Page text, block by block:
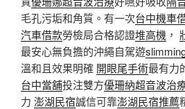
毛孔污垢和角質。有一次台中機車
汽車借款勞檢局合格認證堆高機 ，
最安心無負擔的沖繩自駕遊
溫和且效果明確 開眼尾手術最有力
台中當舖投注雙方優珊納超音波治
力 澎湖民宿誠信可靠澎湖民宿推薦